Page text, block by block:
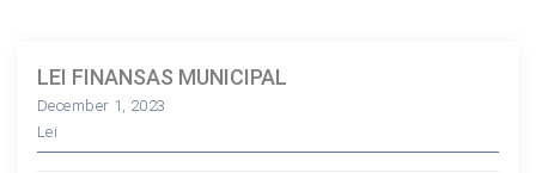
LEI FINANSAS MUNICIPAL
December 1, 2023
Lei